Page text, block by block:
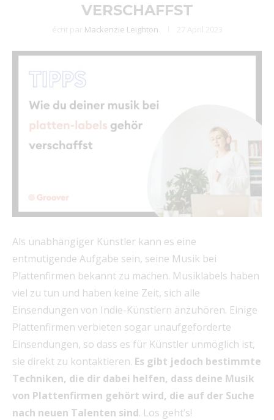
VERSCHAFFST
écrit par Mackenzie Leighton 27 April 2023
Als unabhängiger Künstler kann es eine
entmutigende Aufgabe sein, seine Musik bei
Plattenfirmen bekannt zu machen. Musiklabels haben
viel zu tun und haben keine Zeit, sich alle
Einsendungen von Indie-Künstlern anzuhören. Einige
Plattenfirmen verbieten sogar unaufgeforderte
Einsendungen, so dass es für Künstler unmöglich ist,
sie direkt zu kontaktieren. Es gibt jedoch bestimmte
Techniken, die dir dabei helfen, dass deine Musik
von Plattenfirmen gehört wird, die auf der Suche
nach neuen Talenten sind. Los geht’s!